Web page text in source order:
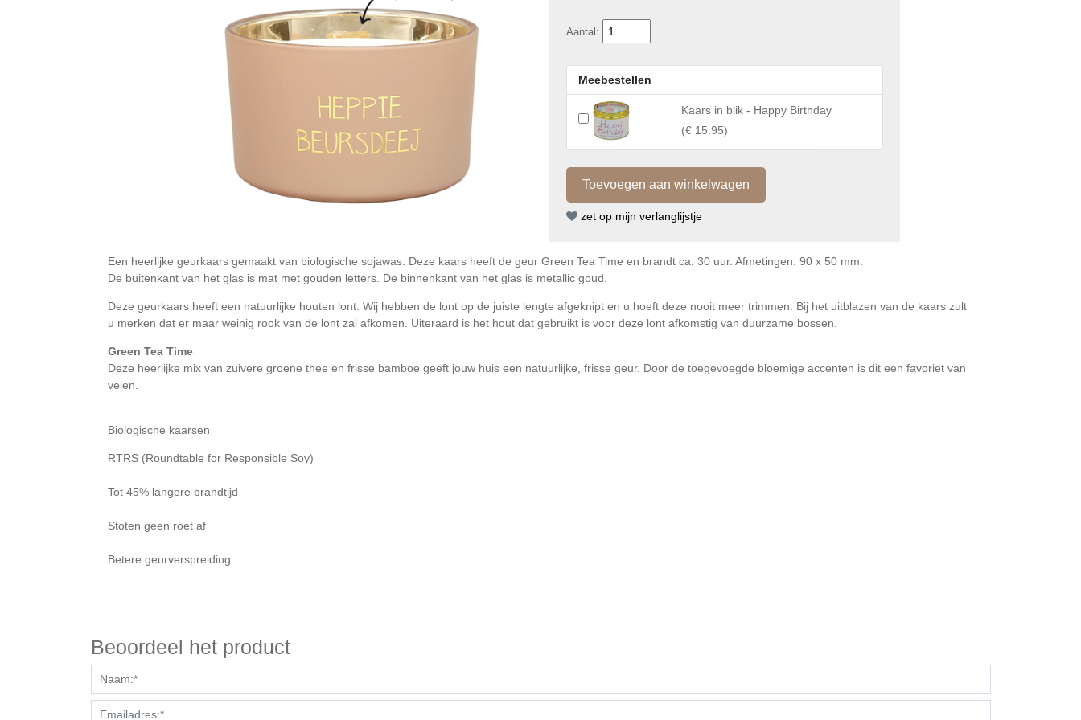
Aantal:
Meebestellen
Kaars in blik - Happy Birthday
(€ 15.95)
zet op mijn verlanglijstje
Een heerlijke geurkaars gemaakt van biologische sojawas. Deze kaars heeft de geur Green Tea Time en brandt ca. 30 uur. Afmetingen: 90 x 50 mm.
De buitenkant van het glas is mat met gouden letters. De binnenkant van het glas is metallic goud.
Deze geurkaars heeft een natuurlijke houten lont. Wij hebben de lont op de juiste lengte afgeknipt en u hoeft deze nooit meer trimmen. Bij het uitblazen van de kaars zult
u merken dat er maar weinig rook van de lont zal afkomen. Uiteraard is het hout dat gebruikt is voor deze lont afkomstig van duurzame bossen.
Green Tea Time
Deze heerlijke mix van zuivere groene thee en frisse bamboe geeft jouw huis een natuurlijke, frisse geur. Door de toegevoegde bloemige accenten is dit een favoriet van
velen.
Biologische kaarsen
RTRS (Roundtable for Responsible Soy)
Tot 45% langere brandtijd
Stoten geen roet af
Betere geurverspreiding
Beoordeel het product